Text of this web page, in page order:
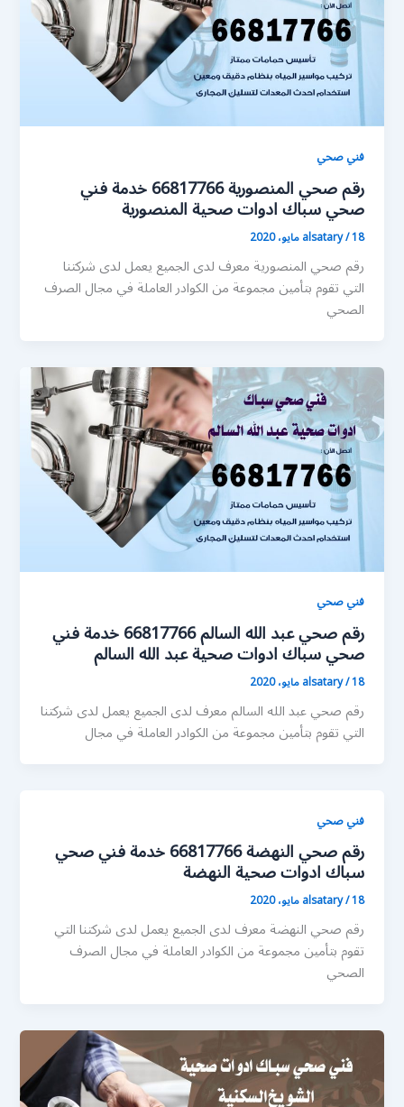
فني صحي
رقم صحي المنصورية 66817766 خدمة فني
صحي سباك ادوات صحية المنصورية
alsatary/18 مايو، 2020
رقم صحي المنصورية معرف لدى الجميع يعمل لدى شركتنا
التي تقوم بتأمين مجموعة من الكوادر العاملة في مجال الصرف
الصحي
فني صحي
رقم صحي عبد الله السالم 66817766 خدمة فني
صحي سباك ادوات صحية عبد الله السالم
alsatary/18 مايو، 2020
رقم صحي عبد الله السالم معرف لدى الجميع يعمل لدى شركتنا
التي تقوم بتأمين مجموعة من الكوادر العاملة في مجال
فني صحي
رقم صحي النهضة 66817766 خدمة فني صحي
سباك ادوات صحية النهضة
alsatary/18 مايو، 2020
رقم صحي النهضة معرف لدى الجميع يعمل لدى شركتنا التي
تقوم بتأمين مجموعة من الكوادر العاملة في مجال الصرف
الصحي